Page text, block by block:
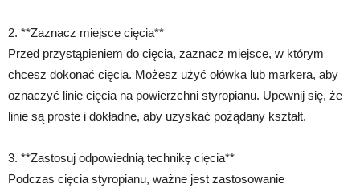
2. **Zaznacz miejsce cięcia**
Przed przystąpieniem do cięcia, zaznacz miejsce, w którym
chcesz dokonać cięcia. Możesz użyć ołówka lub markera, aby
oznaczyć linie cięcia na powierzchni styropianu. Upewnij się, że
linie są proste i dokładne, aby uzyskać pożądany kształt.
3. **Zastosuj odpowiednią technikę cięcia**
Podczas cięcia styropianu, ważne jest zastosowanie